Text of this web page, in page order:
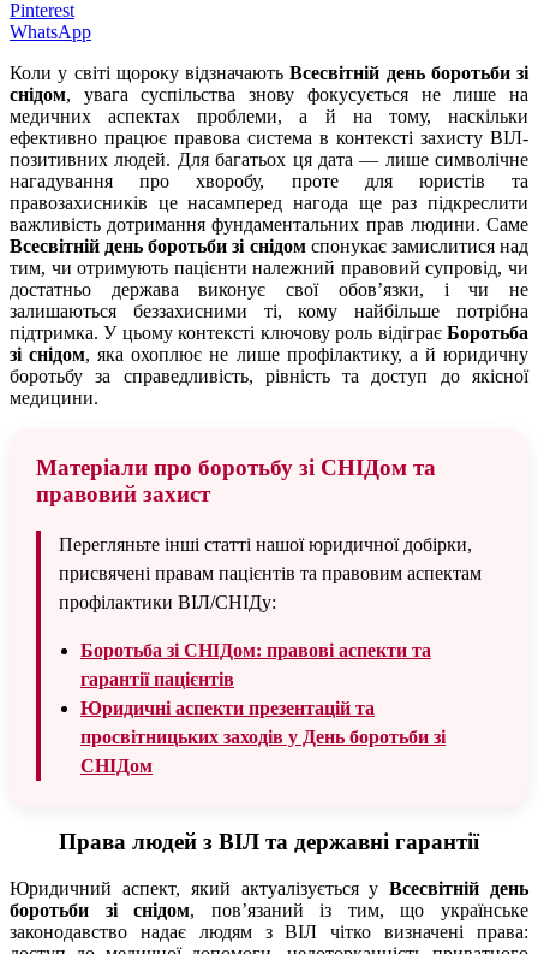
Pinterest
WhatsApp
Коли у світі щороку відзначаютьВсесвітній день боротьби зі
снідом, увага суспільства знову фокусується не лише на
медичних аспектах проблеми, а й на тому, наскільки
ефективно працює правова система в контексті захисту ВІЛ-
позитивних людей. Для багатьох ця дата — лише символічне
нагадування про хворобу, проте для юристів та
правозахисників це насамперед нагода ще раз підкреслити
важливість дотримання фундаментальних прав людини. Саме
Всесвітній день боротьби зі снідомспонукає замислитися над
тим, чи отримують пацієнти належний правовий супровід, чи
достатньо держава виконує свої обов’язки, і чи не
залишаються беззахисними ті, кому найбільше потрібна
підтримка. У цьому контексті ключову роль відіграє Боротьба
зі снідом, яка охоплює не лише профілактику, а й юридичну
боротьбу за справедливість, рівність та доступ до якісної
медицини.
Матеріали про боротьбу зі СНІДом та
правовий захист
Перегляньте інші статті нашої юридичної добірки,
присвячені правам пацієнтів та правовим аспектам
профілактики ВІЛ/СНІДу:
Боротьба зі СНІДом: правові аспекти та
гарантії пацієнтів
Юридичні аспекти презентацій та
просвітницьких заходів у День боротьби зі
СНІДом
Права людей з ВІЛ та державні гарантії
Юридичний аспект, який актуалізується уВсесвітній день
боротьби зі снідом, пов’язаний із тим, що українське
законодавство надає людям з ВІЛ чітко визначені права: